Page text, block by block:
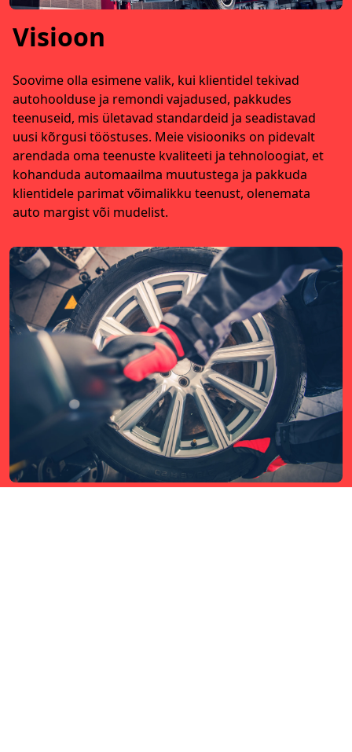
Visioon
Soovime olla esimene valik, kui klientidel tekivad
autohoolduse ja remondi vajadused, pakkudes
teenuseid, mis ületavad standardeid ja seadistavad
uusi kõrgusi tööstuses. Meie visiooniks on pidevalt
arendada oma teenuste kvaliteeti ja tehnoloogiat, et
kohanduda automaailma muutustega ja pakkuda
klientidele parimat võimalikku teenust, olenemata
auto margist või mudelist.